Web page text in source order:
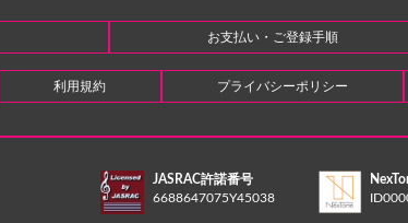
お支払い・ご登録手順
利用規約 プライバシーポリシー
JASRAC許諾番号
6688647075Y45038